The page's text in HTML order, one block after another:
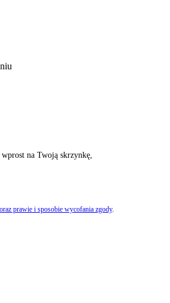
na Twoją skrzynkę,
prawie i sposobie wycofania zgody.